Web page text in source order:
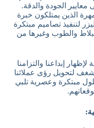
الجودة والدقة.
الذين يمتلكون خبرة
لتنفيذ تصاميم مبتكرة
والطوب وغيرها من
إبداعنا والتزامنا
بشغف لتحويل رؤى عملائنا
مبتكرة وعصرية تلبي